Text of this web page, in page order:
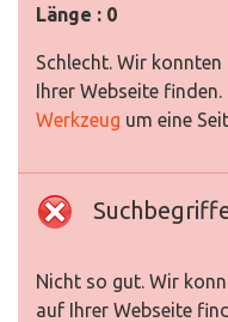
Länge : 0
Schlecht. Wir
Ihrer Webseite finden.
Werkzeug um eine
Nicht so gut. Wir
auf Ihrer Webseite